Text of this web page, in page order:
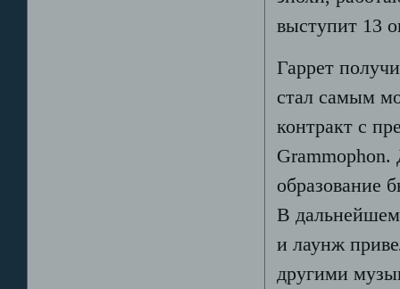
выступит 13
Гаррет
стал самым
контракт с
Grammophon.
образование
В
и лаунж
другими